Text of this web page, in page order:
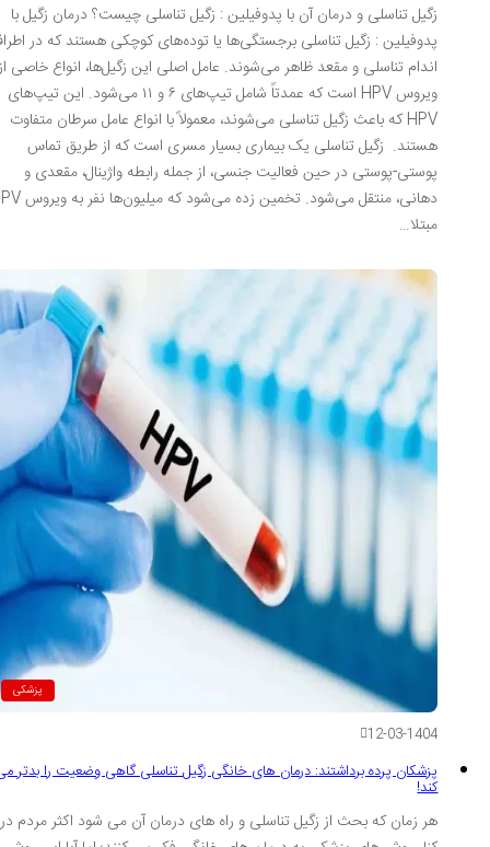
زگیل تناسلی و درمان آن با پدوفیلین : زگیل تناسلی چیست؟ درمان زگیل با
پدوفیلین : زگیل تناسلی برجستگی‌ها یا توده‌های کوچکی هستند که در اطراف
اندام تناسلی و مقعد ظاهر می‌شوند. عامل اصلی این زگیل‌ها، انواع خاصی از
ویروس HPV است که عمدتاً شامل تیپ‌های ۶ و ۱۱ می‌شود. این تیپ‌های
HPV که باعث زگیل تناسلی می‌شوند، معمولاً با انواع عامل سرطان متفاوت
هستند. زگیل تناسلی یک بیماری بسیار مسری است که از طریق تماس
پوستی-پوستی در حین فعالیت جنسی، از جمله رابطه واژینال، مقعدی و
دهانی، منتقل می‌شود. تخمین زده می‌شود که میلیون‌ها نفر به ویروس HPV
مبتلا…
پزشکی
12-03-1404
پزشکان پرده برداشتند: درمان های خانگی زگیل تناسلی گاهی وضعیت را بدتر می
کند!
هر زمان که بحث از زگیل تناسلی و راه های درمان آن می شود اکثر مردم در